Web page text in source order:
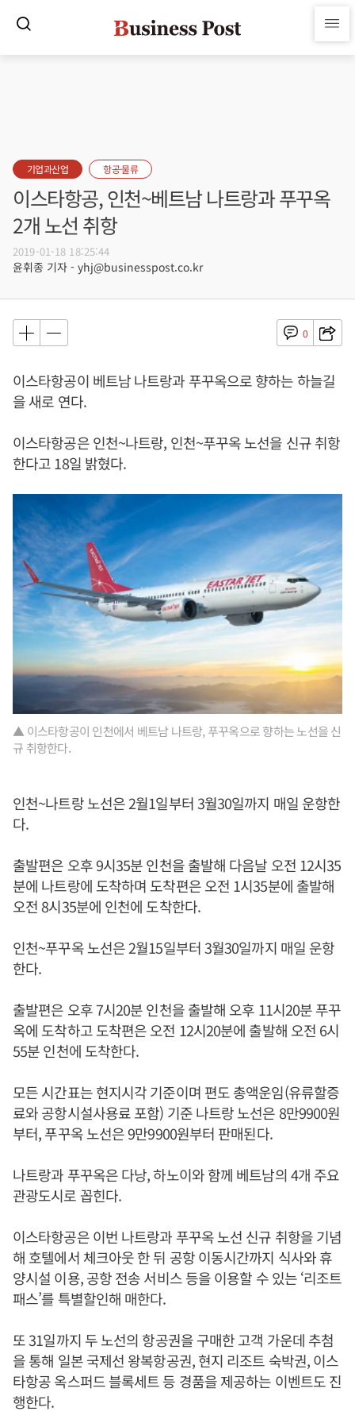
기업과산업 항공·물류
이스타항공, 인천~베트남 나트랑과 푸꾸옥
2개 노선 취항
2019-01-18 18:25:44
윤휘종 기자 - yhj@businesspost.co.kr
0
이스타항공이 베트남 나트랑과 푸꾸옥으로 향하는 하늘길
을 새로 연다.
이스타항공은 인천~나트랑, 인천~푸꾸옥 노선을 신규 취항
한다고 18일 밝혔다.
▲ 이스타항공이 인천에서 베트남 나트랑, 푸꾸옥으로 향하는 노선을 신
규 취항한다.
인천~나트랑 노선은 2월1일부터 3월30일까지 매일 운항한
다.
출발편은 오후 9시35분 인천을 출발해 다음날 오전 12시35
분에 나트랑에 도착하며 도착편은 오전 1시35분에 출발해
오전 8시35분에 인천에 도착한다.
인천~푸꾸옥 노선은 2월15일부터 3월30일까지 매일 운항
한다.
출발편은 오후 7시20분 인천을 출발해 오후 11시20분 푸꾸
옥에 도착하고 도착편은 오전 12시20분에 출발해 오전 6시
55분 인천에 도착한다.
모든 시간표는 현지시각 기준이며 편도 총액운임(유류할증
료와 공항시설사용료 포함) 기준 나트랑 노선은 8만9900원
부터, 푸꾸옥 노선은 9만9900원부터 판매된다.
나트랑과 푸꾸옥은 다낭, 하노이와 함께 베트남의 4개 주요
관광도시로 꼽힌다.
이스타항공은 이번 나트랑과 푸꾸옥 노선 신규 취항을 기념
해 호텔에서 체크아웃 한 뒤 공항 이동시간까지 식사와 휴
양시설 이용, 공항 전송 서비스 등을 이용할 수 있는 ‘리조트
패스’를 특별할인해 매한다.
또 31일까지 두 노선의 항공권을 구매한 고객 가운데 추첨
을 통해 일본 국제선 왕복항공권, 현지 리조트 숙박권, 이스
타항공 옥스퍼드 블록세트 등 경품을 제공하는 이벤트도 진
행한다.